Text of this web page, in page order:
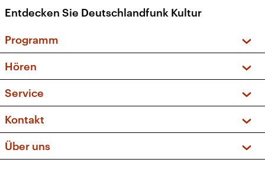
Entdecken Sie Deutschlandfunk Kultur
Programm
Sendungen und Podcasts
Musikliste
Kakadu – Das Kinderprogramm
Hören
Frequenzen (UKW + DAB+)
Service
FAQ
Apps
Newsletter
Kontakt
Social Media
Über uns